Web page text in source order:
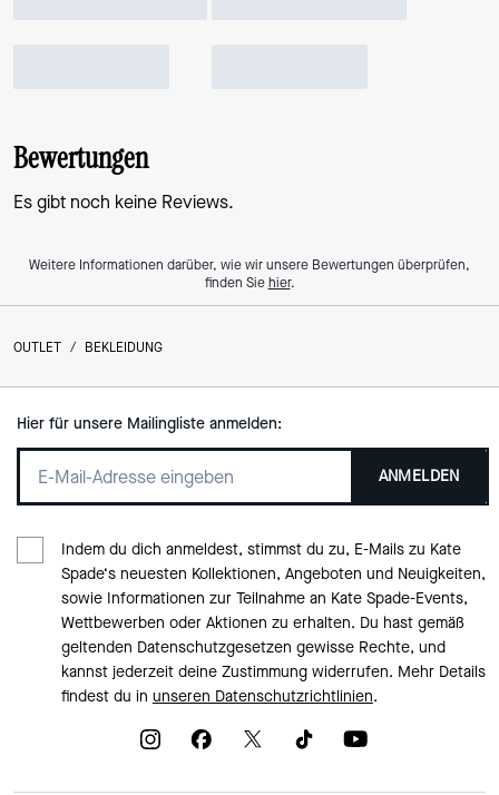
Bewertungen
Es gibt noch keine Reviews.
Weitere Informationen darüber, wie wir unsere Bewertungen überprüfen,
finden Siehier.
OUTLET / BEKLEIDUNG
Hier für unsere Mailingliste anmelden:
ANMELDEN
Indem du dich anmeldest, stimmst du zu, E-Mails zu Kate
Spade‘s neuesten Kollektionen, Angeboten und Neuigkeiten,
sowie Informationen zur Teilnahme an Kate Spade-Events,
Wettbewerben oder Aktionen zu erhalten. Du hast gemäß
geltenden Datenschutzgesetzen gewisse Rechte, und
kannst jederzeit deine Zustimmung widerrufen. Mehr Details
findest du in unseren Datenschutzrichtlinien.